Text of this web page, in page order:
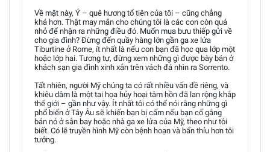
Về mặt này, Ý – quê hương tổ tiên của tôi – cũng chẳng
khá hơn. Thật may mắn cho chúng tôi là các con còn quá
nhỏ để nhận ra những điều đó. Muốn mua bưu thiếp gửi về
cho gia đình? Đừng đến quầy hàng lớn gần ga xe lửa
Tiburtine ở Rome, ít nhất là nếu con bạn đã học qua lớp một
hoặc lớp hai. Tương tự, đừng xem những gì được bày bán ở
khách sạn gia đình xinh xắn trên vách đá nhìn ra Sorrento.
Tất nhiên, người Mỹ chúng ta có rất nhiều vấn đề riêng, và
khiêu dâm là một tai họa hủy hoại tâm hồn đã lan rộng khắp
thế giới – gần như vậy. Ít nhất tôi có thể nói rằng những gì
phổ biến ở Tây Âu sẽ khiến bạn bị cấm nếu bạn cố gắng
bán nó ở sân bay hoặc nhà ga xe lửa của Mỹ, theo như tôi
biết. Có lẽ truyền hình Mỹ còn bệnh hoạn và bẩn thỉu hơn tôi
tưởng.